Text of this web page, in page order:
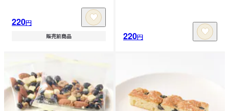
220円
販売前商品 220円